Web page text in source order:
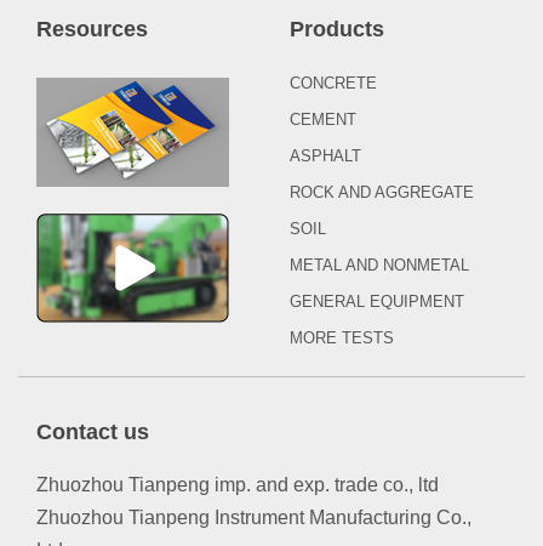
Resources Products
CONCRETE
CEMENT
ASPHALT
ROCK AND AGGREGATE
SOIL
METAL AND NONMETAL
GENERAL EQUIPMENT
MORE TESTS
Contact us
Zhuozhou Tianpeng imp. and exp. trade co., ltd
Zhuozhou Tianpeng Instrument Manufacturing Co.,